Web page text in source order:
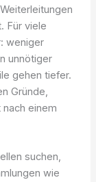
Für viele
weniger
unnötiger
gehen tiefer.
Gründe,
einem
suchen,
wie